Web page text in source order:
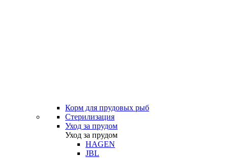
Корм для прудовых рыб
Стерилизация
Уход за прудом
Уход за прудом
HAGEN
JBL